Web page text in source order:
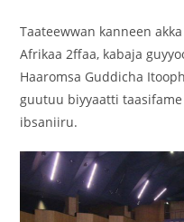
‎Taateewwan kanneen
Afrikaa 2ffaa, kabaja
Haaromsa Guddicha
guutuu biyyaatti taasifame
ibsaniiru.